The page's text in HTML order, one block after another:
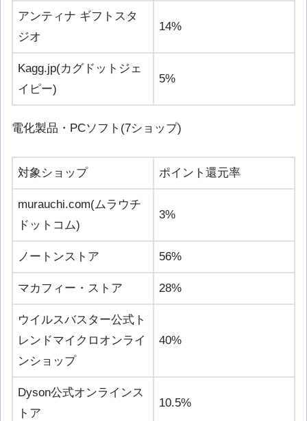
アンティナ ギフトスタ
ジオ
14%
Kagg.jp(カグドットジェ
イピー)
5%
電化製品・PCソフト(7ショップ)
対象ショップ ポイント還元率
murauchi.com(ムラウチ
ドットコム)
3%
ノートンストア 56%
マカフィー・ストア 28%
ウイルスバスター公式ト
レンドマイクロオンライ
ンショップ
40%
Dyson公式オンラインス
トア
10.5%